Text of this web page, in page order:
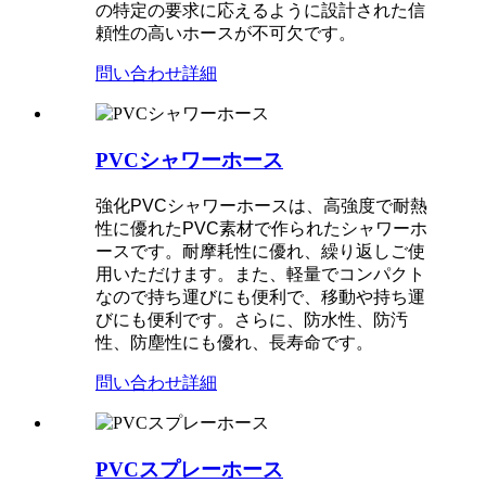
の特定の要求に応えるように設計された信
頼性の高いホースが不可欠です。
問い合わせ詳細
PVCシャワーホース
強化PVCシャワーホースは、高強度で耐熱
性に優れたPVC素材で作られたシャワーホ
ースです。耐摩耗性に優れ、繰り返しご使
用いただけます。また、軽量でコンパクト
なので持ち運びにも便利で、移動や持ち運
びにも便利です。さらに、防水性、防汚
性、防塵性にも優れ、長寿命です。
問い合わせ詳細
PVCスプレーホース